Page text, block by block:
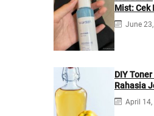
Mist: Cek
June
DIY
Rahasia
dalam 2
April 14,